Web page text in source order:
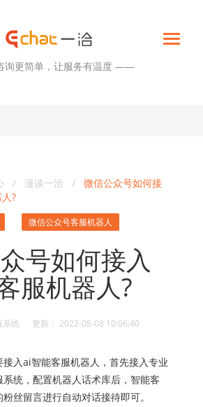
更简单，让服务有温度 ——
/ 漫谈一洽 / 微信公众号如何接
?
微信公众号客服机器人
号如何接入
服机器人?
系统 更新： 2022-08-08 10:06:40
入ai智能客服机器人，首先接入专业
统，配置机器人话术库后，智能客
丝留言进行自动对话接待即可。